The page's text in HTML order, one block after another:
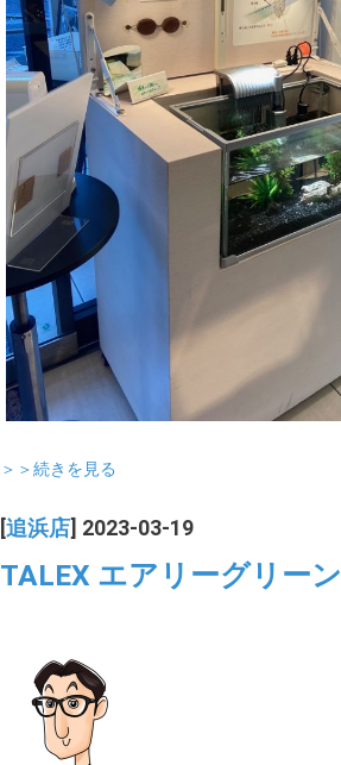
＞＞続きを見る
[追浜店] 2023-03-19
TALEX エアリーグリーン